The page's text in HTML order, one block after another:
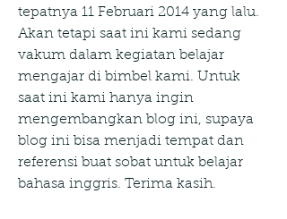
tepatnya 11 Februari 2014 yang lalu.
Akan tetapi saat ini kami sedang
vakum dalam kegiatan belajar
mengajar di bimbel kami. Untuk
saat ini kami hanya ingin
mengembangkan blog ini, supaya
blog ini bisa menjadi tempat dan
referensi buat sobat untuk belajar
bahasa inggris. Terima kasih.